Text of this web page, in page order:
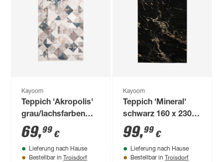
Kayoom
Teppich 'Akropolis'
grau/lachsfarben
120 x 180 cm
69,99 €
Lieferung nach Hause
Bestellbar in Troisdorf
Kayoom
Teppich 'Mineral'
schwarz 160 x 230
cm
99,99 €
Lieferung nach Hause
Bestellbar in Troisdorf